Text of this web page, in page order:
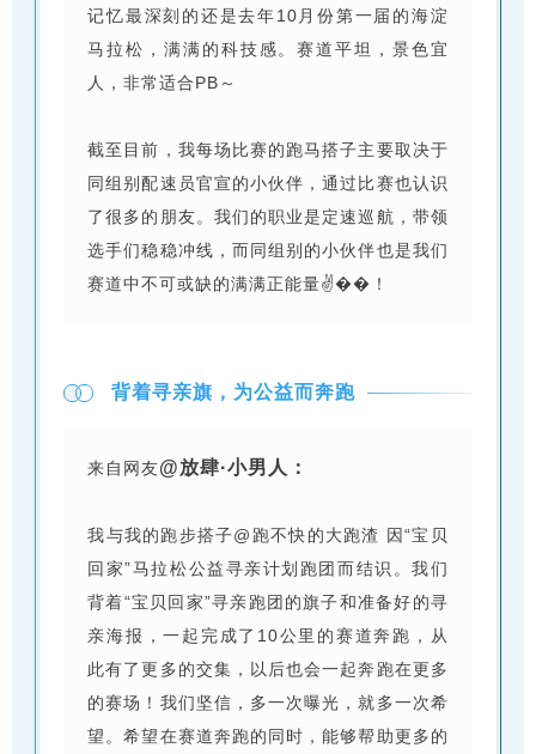
记忆最深刻的还是去年10月份第一届的海淀
马拉松，满满的科技感。赛道平坦，景色宜
人，非常适合PB～
截至目前，我每场比赛的跑马搭子主要取决于
同组别配速员官宣的小伙伴，通过比赛也认识
了很多的朋友。我们的职业是定速巡航，带领
选手们稳稳冲线，而同组别的小伙伴也是我们
赛道中不可或缺的满满正能量✌��！
背着寻亲旗，为公益而奔跑
来自网友@放肆·小男人：
我与我的跑步搭子@跑不快的大跑渣 因“宝贝
回家”马拉松公益寻亲计划跑团而结识。我们
背着“宝贝回家”寻亲跑团的旗子和准备好的寻
亲海报，一起完成了10公里的赛道奔跑，从
此有了更多的交集，以后也会一起奔跑在更多
的赛场！我们坚信，多一次曝光，就多一次希
望。希望在赛道奔跑的同时，能够帮助更多的